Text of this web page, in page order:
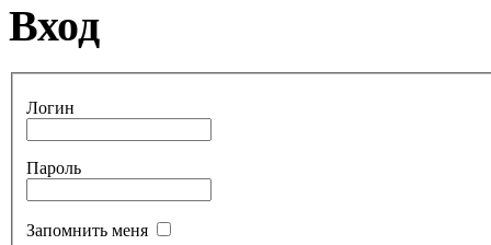
Вход
Логин
Пароль
Запомнить меня